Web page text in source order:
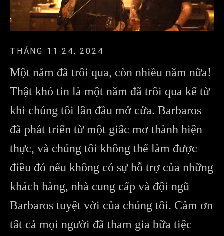
THÁNG 11 24, 2024
Một năm đã trôi qua, còn nhiều năm nữa!
Thật khó tin là một năm đã trôi qua kể từ
khi chúng tôi lần đầu mở cửa. Barbaros
đã phát triển từ một giấc mơ thành hiện
thực, và chúng tôi không thể làm được
điều đó nếu không có sự hỗ trợ của những
khách hàng, nhà cung cấp và đội ngũ
Barbaros tuyệt vời của chúng tôi. Cảm ơn
tất cả mọi người đã tham gia bữa tiệc